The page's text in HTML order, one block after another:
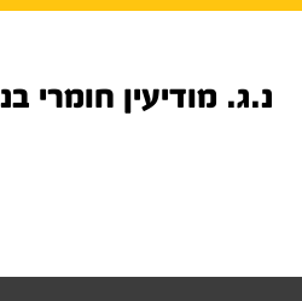
נ.ג. מודיעין חומרי